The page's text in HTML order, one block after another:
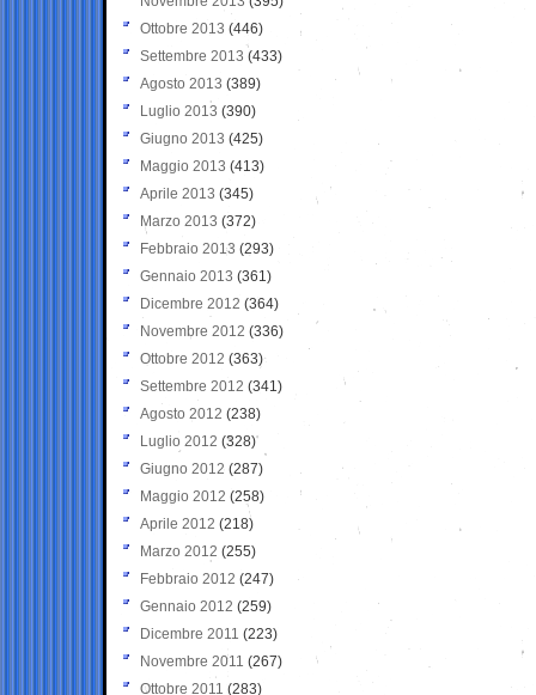
Ottobre 2013 (446)
Settembre 2013 (433)
Agosto 2013 (389)
Luglio 2013 (390)
Giugno 2013 (425)
Maggio 2013 (413)
Aprile 2013 (345)
Marzo 2013 (372)
Febbraio 2013 (293)
Gennaio 2013 (361)
Dicembre 2012 (364)
Novembre 2012 (336)
Ottobre 2012 (363)
Settembre 2012 (341)
Agosto 2012 (238)
Luglio 2012 (328)
Giugno 2012 (287)
Maggio 2012 (258)
Aprile 2012 (218)
Marzo 2012 (255)
Febbraio 2012 (247)
Gennaio 2012 (259)
Dicembre 2011 (223)
Novembre 2011 (267)
Ottobre 2011 (283)